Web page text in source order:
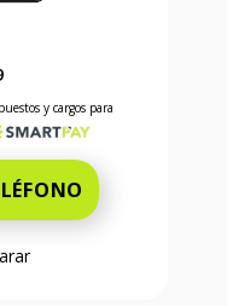
and 99 cents
y cargos para